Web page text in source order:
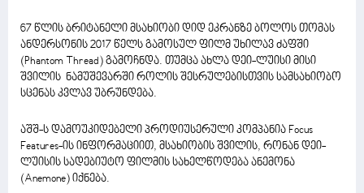
67 წლის ბრიტანელი მსახიობი დიდ ეკრანზე ბოლოს თომას
ანდერსონის 2017 წელს გამოსულ ფილმ უხილავ ძაფში
(Phantom Thread) გამოჩნდა. თუმცა ახლა დეი-ლუისი მისი
შვილის ნამუშევარში როლის შესრულებისთვის სამსახიობო
სცენას კვლავ უბრუნდება.
აშშ-ს დამოუკიდებელი პროდიუსერული კომპანია Focus
Features-ის ინფორმაციით, მსახიობის შვილის, რონან დეი-
ლუისის სადებიუტო ფილმის სახელწოდება ანემონა
(Anemone) იქნება.